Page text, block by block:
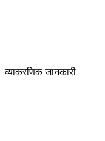
व्याकरणिक जानकारी